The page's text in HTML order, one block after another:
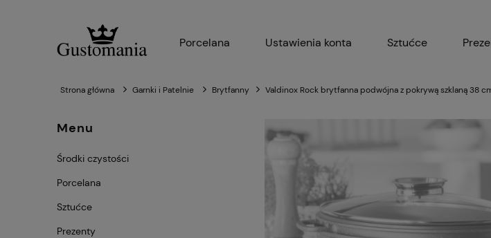
Porcelana Ustawienia konta Sztućce
Strona główna Garnki i Patelnie Brytfanny Valdinox Rock brytfanna podwójna z pokrywą szklaną 38
Menu
Środki czystości
Porcelana
Sztućce
Prezenty